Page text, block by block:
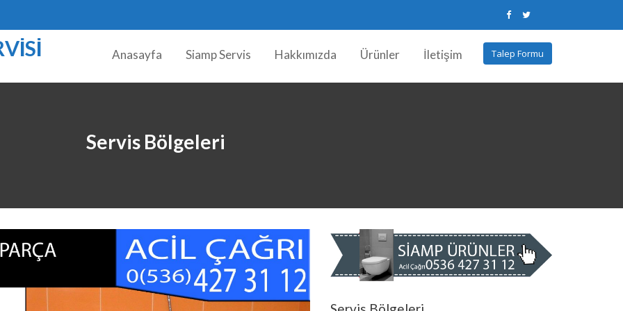
Talep Formu
Anasayfa Siamp Servis Hakkımızda Ürünler İletişim
Servis Bölgeleri